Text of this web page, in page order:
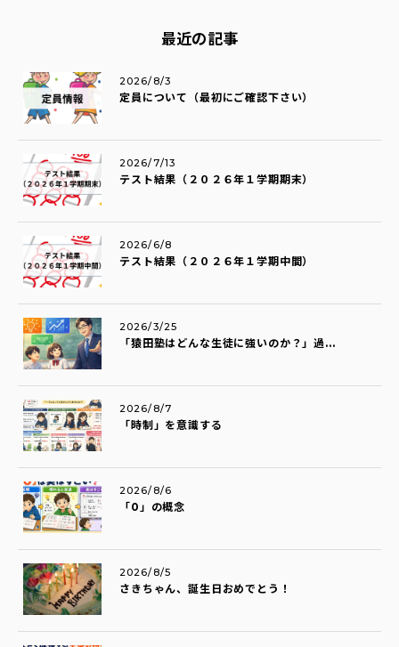
最近の記事
定員について（最初にご確認下さい）
2026/8/3
テスト結果（２０２６年１学期期末）
2026/7/13
テスト結果（２０２６年１学期中間）
2026/6/8
「猿田塾はどんな生徒に強いのか？」過...
2026/3/25
「時制」を意識する
2026/8/7
「0」の概念
2026/8/6
さきちゃん、誕生日おめでとう！
2026/8/5